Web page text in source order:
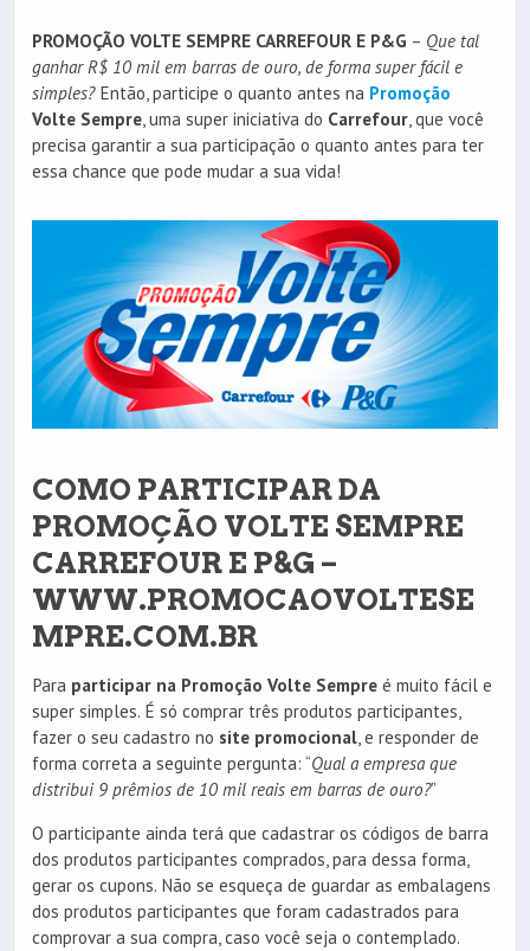
PROMOÇÃO VOLTE SEMPRE CARREFOUR E P&G – Que tal
ganhar R$ 10 mil em barras de ouro, de forma super fácil e
simples?Então, participe o quanto antes na Promoção
Volte Sempre, uma super iniciativa do Carrefour, que você
precisa garantir a sua participação o quanto antes para ter
essa chance que pode mudar a sua vida!
COMO PARTICIPAR DA
PROMOÇÃO VOLTE SEMPRE
CARREFOUR E P&G –
WWW.PROMOCAOVOLTESE
MPRE.COM.BR
Para participar na Promoção Volte Sempre é muito fácil e
super simples. É só comprar três produtos participantes,
fazer o seu cadastro no site promocional, e responder de
forma correta a seguinte pergunta: “Qual a empresa que
distribui 9 prêmios de 10 mil reais em barras de ouro?”
O participante ainda terá que cadastrar os códigos de barra
dos produtos participantes comprados, para dessa forma,
gerar os cupons. Não se esqueça de guardar as embalagens
dos produtos participantes que foram cadastrados para
comprovar a sua compra, caso você seja o contemplado.